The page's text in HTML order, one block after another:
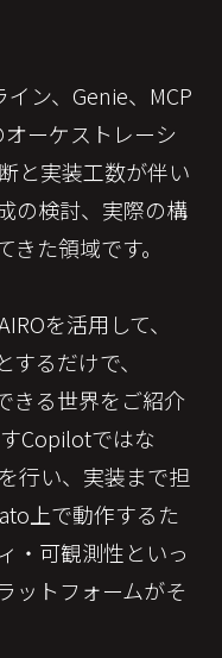
ン、Genie、MCP
ーケストレーシ
と実装工数が伴い
の検討、実際の構
た領域です。
を活用して、
るだけで、
きる世界をご紹介
Copilotではな
行い、実装まで担
上で動作するた
・可観測性といっ
ットフォームがそ